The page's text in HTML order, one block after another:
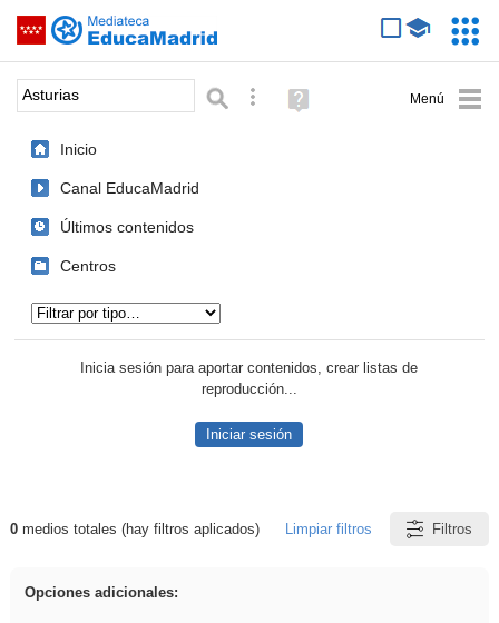
Saltar navegación
Palabra o frase: Búsqueda avanzada
Ayuda
(en
Inicio
Canal EducaMadrid
Últimos contenidos
Centros
Inicia sesión para aportar contenidos, crear listas de
reproducción...
Iniciar sesión
Resultados de: Asturias
0medios totales (hay filtros aplicados) Limpiar filtros Filtros
Opciones adicionales: